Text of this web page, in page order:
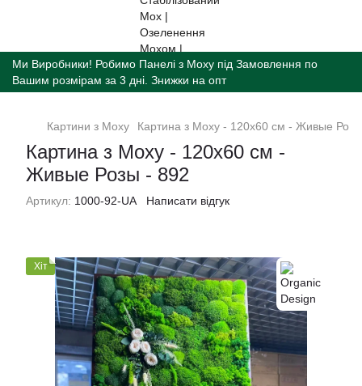
Ми Виробники! Робимо Панелі з Моху під Замовлення по
Вашим розмірам за 3 дні. Знижки на опт
Картини з Моху Картина з Моху - 120x60 см - Живые
Картина з Моху - 120x60 см -
Живые Розы - 892
Артикул: 1000-92-UA Написати відгук
Хіт